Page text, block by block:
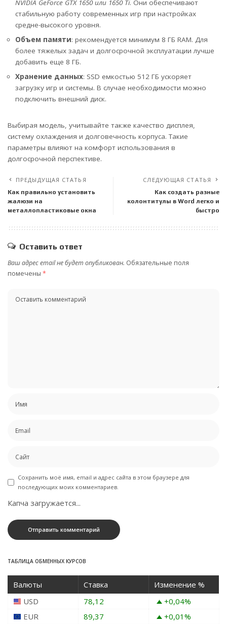
NVIDIA GeForce GTX 1650 или 1650 Ti. Они обеспечивают
стабильную работу современных игр при настройках
средне-высокого уровня.
Объем памяти: рекомендуется минимум 8 ГБ RAM. Для
более тяжелых задач и долгосрочной эксплуатации лучше
добавить еще 8 ГБ.
Хранение данных: SSD емкостью 512 ГБ ускоряет
загрузку игр и системы. В случае необходимости можно
подключить внешний диск.
Выбирая модель, учитывайте также качество дисплея,
систему охлаждения и долговечность корпуса. Такие
параметры влияют на комфорт использования в
долгосрочной перспективе.
ПРЕДЫДУЩАЯ СТАТЬЯ
Как правильно установить
жалюзи на
металлопластиковые окна
СЛЕДУЮЩАЯ СТАТЬЯ
Как создать разные
колонтитулы в Word легко и
быстро
Оставить ответ
Ваш адрес email не будет опубликован. Обязательные поля
помечены *
Сохранить моё имя, email и адрес сайта в этом браузере для
последующих моих комментариев.
Капча загружается...
ТАБЛИЦА ОБМЕННЫХ КУРСОВ
Валюты Ставка
Изменение %
USD
78,12 +0,04%
EUR
89,37 +0,01%